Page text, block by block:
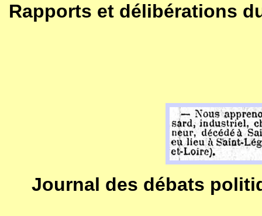
Rapports et délibérations
Journal des débats